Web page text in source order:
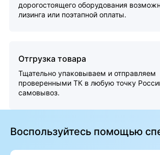
дорогостоящего оборудования
лизинга или поэтапной оплаты.
Отгрузка товара
Тщательно упаковываем и отправляем
проверенными ТК в любую точку
самовывоз.
Воспользуйтесь помощью